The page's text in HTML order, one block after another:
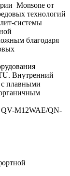
Monsone от
технологий
системы
благодаря
Внутренний
плавными
QV-M12WAE/QN-